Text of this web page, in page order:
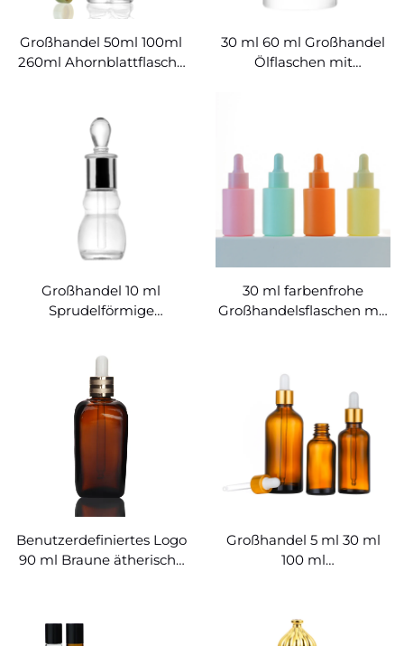
Großhandel 50ml 100ml
260ml Ahornblattflasche
30 ml 60 ml Großhandel
Ölflaschen mit
Großhandel 10 ml
Sprudelförmige
30 ml farbenfrohe
Großhandelsflaschen mit
Benutzerdefiniertes Logo
90 ml Braune ätherische
Großhandel 5 ml 30 ml
100 ml